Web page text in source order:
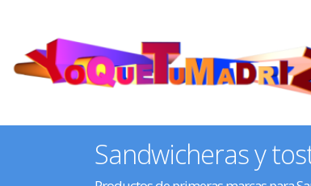
Sandwicheras y